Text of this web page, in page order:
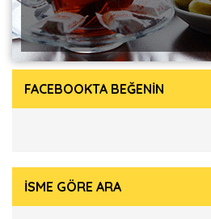
FACEBOOKTA BEĞENİN
İSME GÖRE ARA